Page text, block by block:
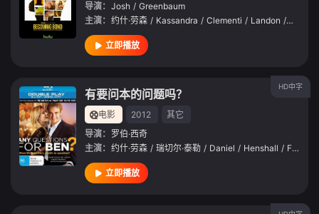
导演： Josh / Greenbaum
主演： 约什·劳森 / Kassandra / Clementi / Landon /
立即播放
HD中字
有要问本的问题吗？
电影 2012
其它
导演： 罗伯·西奇
主演： 约什·劳森 / 瑞切尔·泰勒 / Daniel / Henshall / Felicity
立即播放